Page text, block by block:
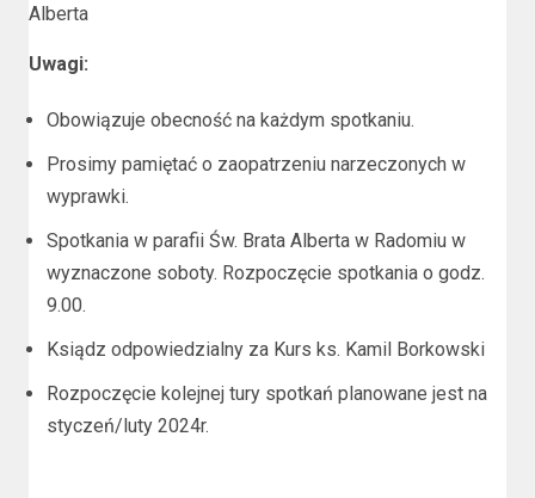
Alberta
Uwagi:
Obowiązuje obecność na każdym spotkaniu.
Prosimy pamiętać o zaopatrzeniu narzeczonych w
wyprawki.
Spotkania w parafii Św. Brata Alberta w Radomiu w
wyznaczone soboty. Rozpoczęcie spotkania o godz.
9.00.
Ksiądz odpowiedzialny za Kurs ks. Kamil Borkowski
Rozpoczęcie kolejnej tury spotkań planowane jest na
styczeń/luty 2024r.